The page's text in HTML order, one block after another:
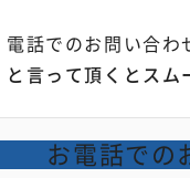
電話でのお問い合わ
と言って頂くとスム
お電話での